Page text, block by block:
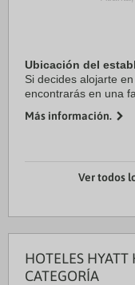
Ubicación del
Si decides alojarte
encontrarás en una
Park y a otros 11 min
Más información.
Ver todos
HOTELES
CATEGORÍA